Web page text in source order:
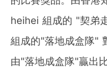
heihei 組成的 "契弟
組成的"落地成盒隊"
由"落地成盒隊"贏出比